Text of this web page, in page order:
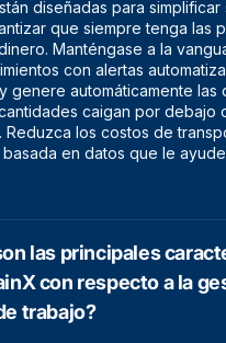
diseñadas para simplificar
que siempre tenga las
Manténgase a la
con alertas
genere automáticamente las
caigan por debajo
Reduzca los costos de
en datos que le
las principales
con respecto a la
trabajo?